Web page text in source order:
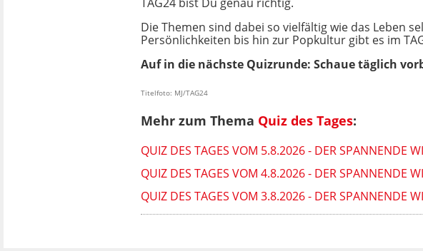
Die Themen sind dabei so vielfältig wie das Leben
Persönlichkeiten bis hin zur Popkultur gibt es im
Auf in die nächste Quizrunde: Schaue täglich
Titelfoto: MJ/TAG24
Mehr zum Thema Quiz des Tages:
QUIZ DES TAGES VOM 5.8.2026 - DER SPANNENDE
QUIZ DES TAGES VOM 4.8.2026 - DER SPANNENDE
QUIZ DES TAGES VOM 3.8.2026 - DER SPANNENDE